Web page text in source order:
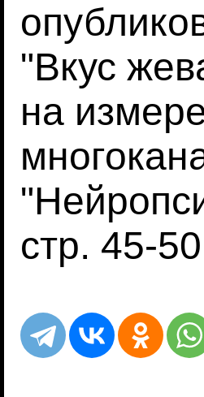
"Вкус
на
стр. 45-